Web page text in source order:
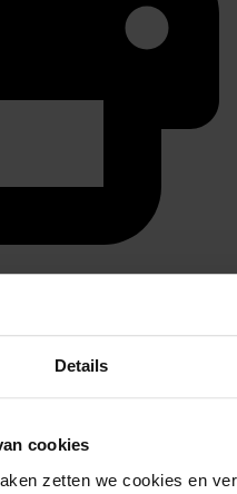
Details
cookies
zetten we cookies en